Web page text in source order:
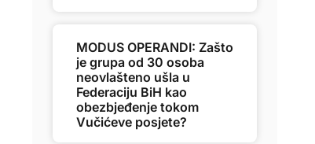
MODUS OPERANDI: Zašto
je grupa od 30 osoba
neovlašteno ušla u
Federaciju BiH kao
obezbjeđenje tokom
Vučićeve posjete?